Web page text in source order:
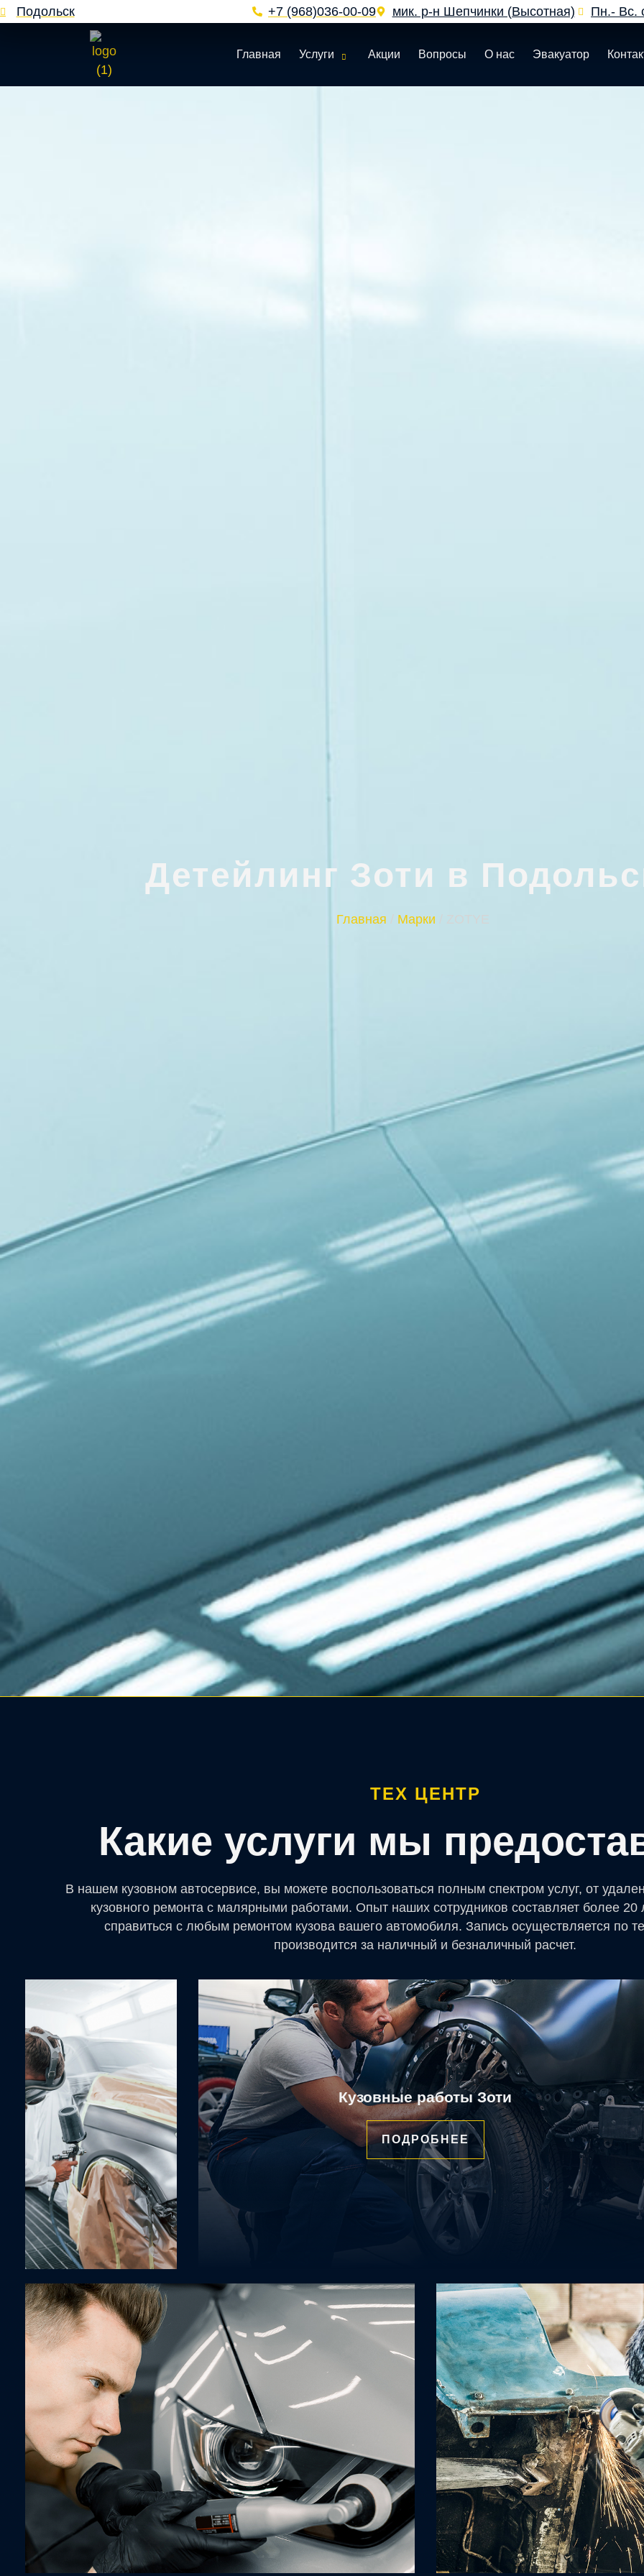
Подольск +7 (968)036‑00‑09 мик. р-н Шепчинки (Высотная) Пн.- Вс.
Главная Услуги Акции Вопросы О нас Эвакуатор
Детейлинг Зоти в
Главная Марки
ТЕХ ЦЕНТР
Какие услуги мы
В нашем кузовном автосервисе, вы можете воспользоваться полным спектром услуг, от
кузовного ремонта с малярными работами. Опыт наших сотрудников составляет более 20
справиться с любым ремонтом кузова вашего автомобиля. Запись осуществляется по
производится за наличный и безналичный расчет.
Кузовные работы Зоти
ПОДРОБНЕЕ